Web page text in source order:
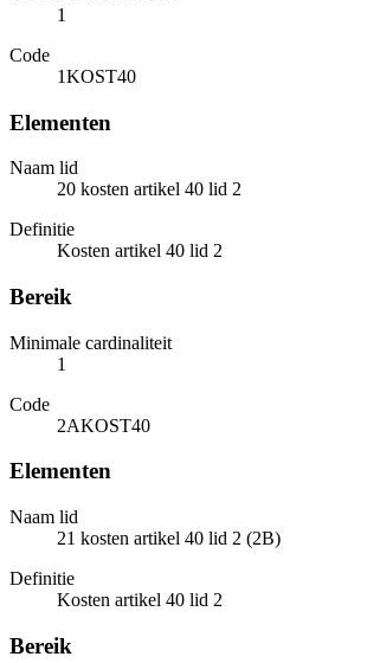
1
Code
1KOST40
Elementen
Naam lid
20 kosten artikel 40 lid 2
Definitie
Kosten artikel 40 lid 2
Bereik
Minimale cardinaliteit
1
Code
2AKOST40
Elementen
Naam lid
21 kosten artikel 40 lid 2 (2B)
Definitie
Kosten artikel 40 lid 2
Bereik